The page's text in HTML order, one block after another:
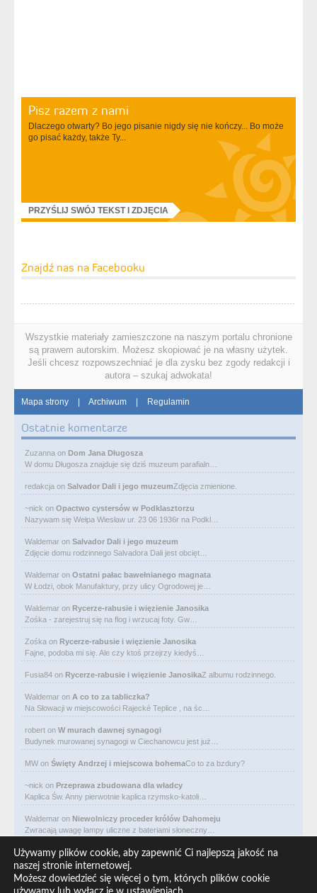
Pisz razem z nami
Dlaczego otwarty? Bo jego pisanie nigdy się nie kończy... Bo może
go pisać każdy, także Ty...
PRZYŚLIJ SWÓJ TEKST I ZDJĘCIA
Znajdź nas na Facebooku
Wszystkie materiały zamieszczone na naszym portalu chronione
są prawem autorskim. Możesz skopiować je na własny użytek.
Jeśli chcesz rozpowszechniać je dla zysku bez zgody redakcji i
autora – szukaj adwokata!
Mapa strony | Archiwum | Regulamin
Ostatnie komentarze
Zuzanna on Dom Jana Długosza
W domu Długosza znajduje się dziś muzeum parafialn…
redakcja on Salvador Dali i jego muzeumZdjęcia zmienione.
~nick on Opactwo cystersów w Podklasztorzu
Nazywam się Wełpa Wiesław ur. 23 06 1936r na Podkl…
Waldemar on Salvador Dali i jego muzeum
Zdjęcie domu rodzinnego Salvadora Dali jest obcięt…
Waldemar on Ostatni pałac bawełnianego magnata
W Łodzi, obok Manufaktury, przy ulicy Ogrodowej je…
Waldemar on Rycerze-rabusie i więzienie Janosika
Zośka - zarejestruj się na flog i wrzucaj foty. Gw…
Zośka on Rycerze-rabusie i więzienie Janosika
Fajne, podoba mi się. Ale czy ktoś przejrzy kiedyś…
Fusia84 on Rycerze-rabusie i więzienie JanosikaZ albumu rodzinnego.
Waldemar on A co to za tabliczka?
Na Słowacji w miejscowości Rajecké Teplice , na śc…
robert on W murach dawnej synagogi
Budynek murowanej synagogi w Ciechanowcu jest już…
MW on Święty Andrzej i miejscowa bohemaCo to za bzdury?
~nick on Przeprawa zbudowana dla władcy
Kaplica Św. Anny pierwotnie kaplica rzymsko-katoli…
Waldemar on Niewolniczy proceder królów Dahomeju
Zwracają uwagę lampy uliczne z bateriami słoneczny…
Waldemar on Adam Asnyk. Poeta z mojego miasta
CIEKAWOSTKA że pod banderą Malty pływa statek m/v…
Waldemar on
Historia na Wawelskim Wzgórzu
Używamy plików cookie, aby zapewnić Ci najlepszą jakość na
naszej stronie internetowej.
Możesz dowiedzieć się więcej o tym, których plików cookie